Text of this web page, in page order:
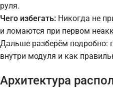
руля.
Чего избегать: Никогда не
и ломаются при первом
Дальше разберём подробно:
внутри модуля и как
Архитектура